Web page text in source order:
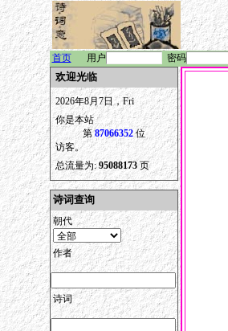
首页 用户 密码
欢迎光临
2026年8月7日，Fri
你是本站
第87066352位
访客。
总流量为:95088173页
诗词查询
朝代
作者
诗词